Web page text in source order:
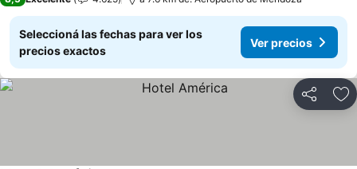
Seleccioná las fechas para ver los
precios exactos
Ver precios
Compartir